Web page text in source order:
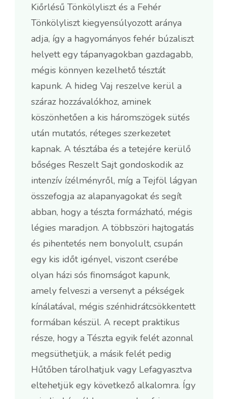
Kiőrlésű Tönkölyliszt és a Fehér
Tönkölyliszt kiegyensúlyozott aránya
adja, így a hagyományos fehér búzaliszt
helyett egy tápanyagokban gazdagabb,
mégis könnyen kezelhető tésztát
kapunk. A hideg Vaj reszelve kerül a
száraz hozzávalókhoz, aminek
köszönhetően a kis háromszögek sütés
után mutatós, réteges szerkezetet
kapnak. A tésztába és a tetejére kerülő
bőséges Reszelt Sajt gondoskodik az
intenzív ízélményről, míg a Tejföl lágyan
összefogja az alapanyagokat és segít
abban, hogy a tészta formázható, mégis
légies maradjon. A többszöri hajtogatás
és pihentetés nem bonyolult, csupán
egy kis időt igényel, viszont cserébe
olyan házi sós finomságot kapunk,
amely felveszi a versenyt a pékségek
kínálatával, mégis szénhidrátcsökkentett
formában készül. A recept praktikus
része, hogy a Tészta egyik felét azonnal
megsüthetjük, a másik felét pedig
Hűtőben tárolhatjuk vagy Lefagyasztva
eltehetjük egy következő alkalomra. Így